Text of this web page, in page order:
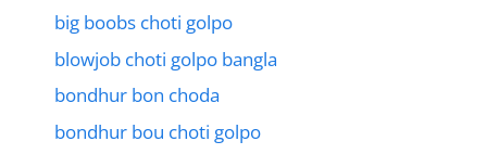
big boobs choti golpo
blowjob choti golpo bangla
bondhur bon choda
bondhur bou choti golpo